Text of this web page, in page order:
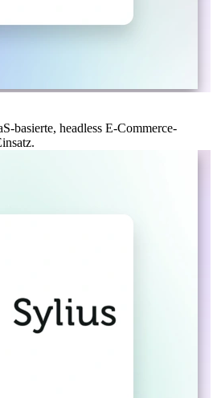
basierte, headless E-Commerce-